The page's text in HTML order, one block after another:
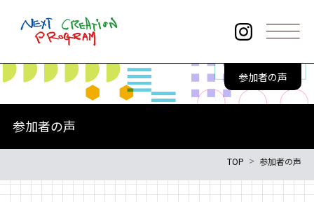
本事業について
講師からのメッセージ
参加者の声
参加者の声
TOP 参加者の声